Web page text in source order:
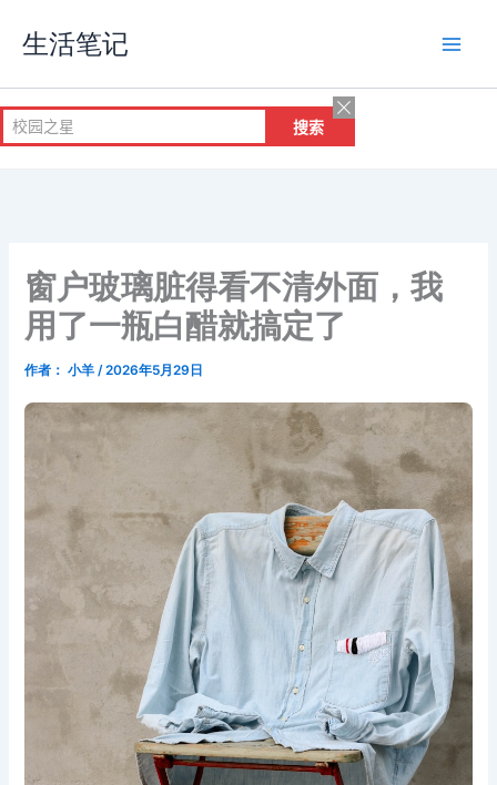
容
生活笔记
窗户玻璃脏得看不清外面，我
用了一瓶白醋就搞定了
作者： 小羊/2026年5月29日